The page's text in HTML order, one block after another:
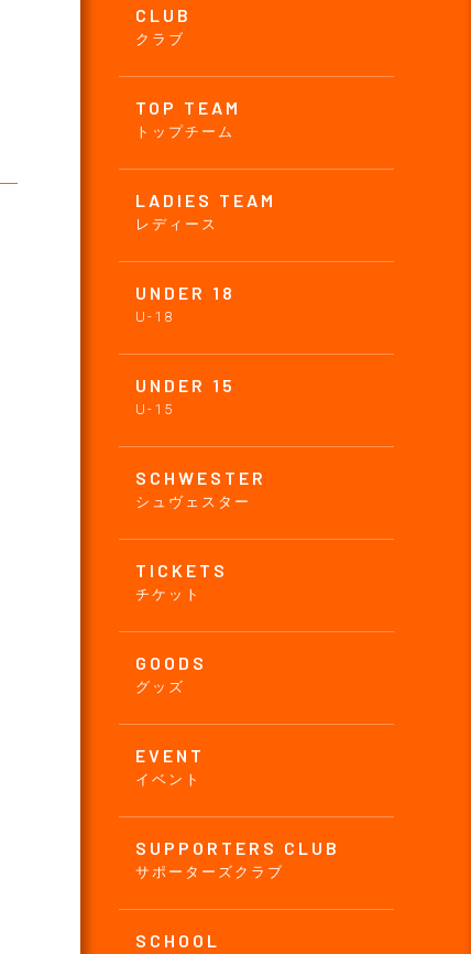
CLUB
クラブ
TOP TEAM
トップチーム
LADIES TEAM
レディース
UNDER 18
U-18
UNDER 15
U-15
SCHWESTER
シュヴェスター
TICKETS
チケット
GOODS
グッズ
EVENT
イベント
SUPPORTERS CLUB
サポーターズクラブ
SCHOOL